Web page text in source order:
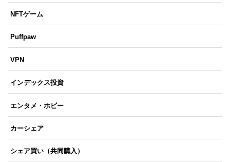
NFTゲーム
Puffpaw
VPN
インデックス投資
エンタメ・ホビー
カーシェア
シェア買い（共同購入）